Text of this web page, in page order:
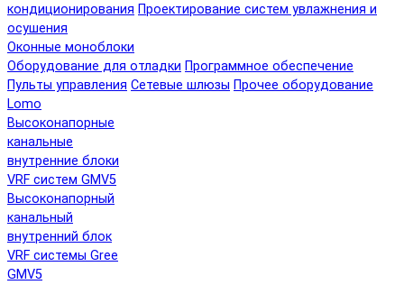
кондиционирования Проектирование систем увлажнения и
осушения
Оконные моноблоки
Оборудование для отладки Программное обеспечение
Пульты управления Сетевые шлюзы Прочее оборудование
Lomo
Высоконапорные
канальные
внутренние блоки
VRF систем GMV5
Высоконапорный
канальный
внутренний блок
VRF системы Gree
GMV5